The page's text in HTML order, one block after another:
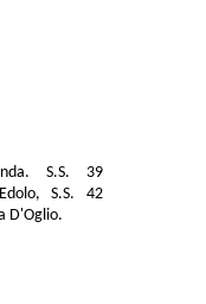
S.S. 39
S.S. 42
D'Oglio.